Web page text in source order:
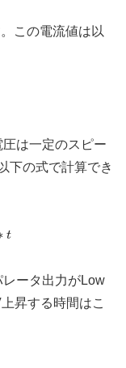
この電流値は以
は一定のスピー
下の式で計算でき
t
ータ出力がLow
昇する時間はこ